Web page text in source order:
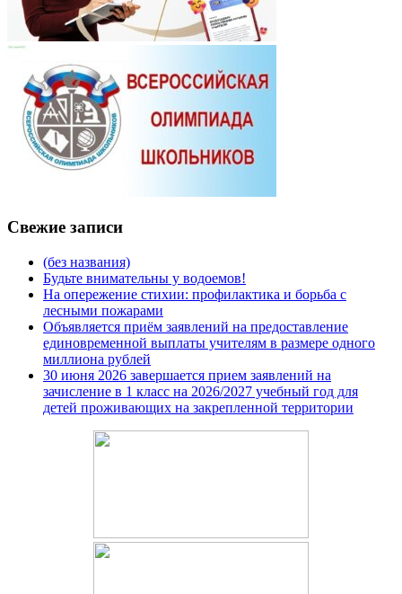
Свежие записи
(без названия)
Будьте внимательны у водоемов!
На опережение стихии: профилактика и борьба с
лесными пожарами
Объявляется приём заявлений на предоставление
единовременной выплаты учителям в размере одного
миллиона рублей
30 июня 2026 завершается прием заявлений на
зачисление в 1 класс на 2026/2027 учебный год для
детей проживающих на закрепленной территории